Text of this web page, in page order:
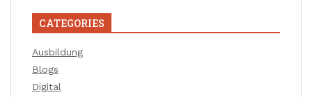
CATEGORIES
Ausbildung
Blogs
Digital